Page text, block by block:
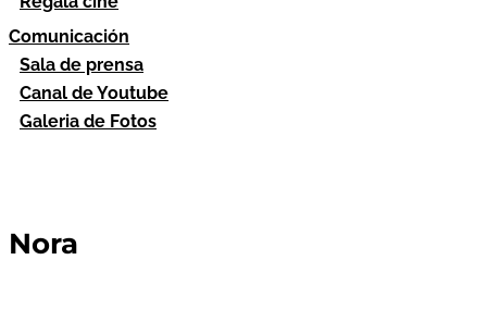
Comunicación
Sala de prensa
Canal de Youtube
Galeria de Fotos
Nora